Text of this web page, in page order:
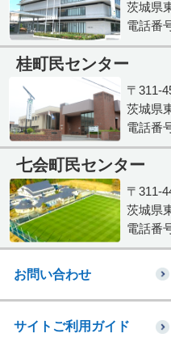
茨城県
電話番
桂町民センター
〒311-
茨城県
電話番
七会町民センター
〒311-
茨城県
電話番
お問い合わせ
サイトご利用ガイド